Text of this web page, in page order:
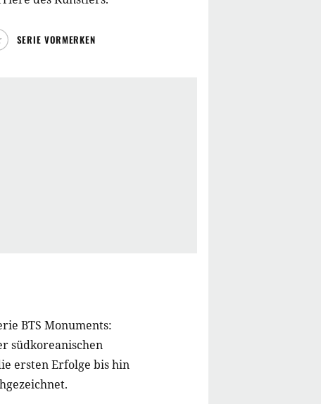
SERIE VORMERKEN
BTS Monuments:
südkoreanischen
ersten Erfolge bis hin